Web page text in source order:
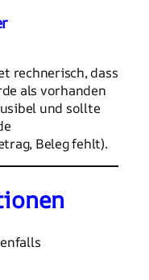
rechnerisch, dass
als vorhanden
und sollte
Beleg fehlt).